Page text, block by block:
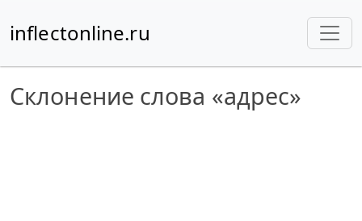
inflectonline.ru
Склонение слова «адрес»